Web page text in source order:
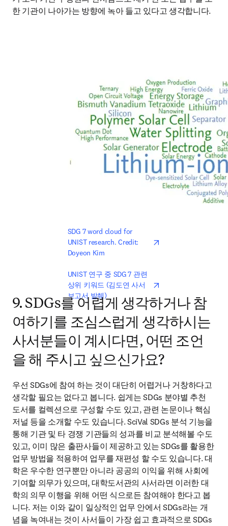
한 기관이 나아가는 방향에 녹아 들고 있다고 생각합니다.
SDG 7 word cloud for
UNIST research. Credit:
Doyeon Kim
UNIST 연구 중 SDG 7 관련
상위 키워드 (김도연 사서
보고서 발췌)
9. SDGs를 어렵게 생각하거나 참
여하기를 조심스럽게 생각하시는
사서분들이 계시다면, 어떤 조언
을 해 주시고 싶으신가요?
우선 SDGs에 참여 하는 것이 대단히 어렵거나 거창하다고
생각할 필요는 없다고 봅니다. 쉽게는 SDGs 분야별 추천
도서를 컬렉션으로 구성할 수도 있고, 관련 논문이나 핵심
저널 등을 소개할 수도 있습니다. SciVal SDGs 분석 기능을
통해 기관 및 타 경쟁 기관들의 성과를 비교 분석해볼 수도
있고, 이미 많은 출판사들이 제공하고 있는 SDGs를 활용한
업무 방법을 적용하여 업무를 재편성 할 수도 있습니다. 대
학은 우수한 연구뿐만 아니라 공공의 이익을 위해 사회에
기여할 의무가 있으며, 대학도서관의 사서라면 이러한 대
학의 의무 이행을 위해 어떤 식으로든 참여해야 한다고 봅
니다. 저는 이와 같이 일상적인 업무 안에서 SDGs라는 개
념을 녹여내는 것이 사서들이 가장 쉽고 효과적으로 SDGs